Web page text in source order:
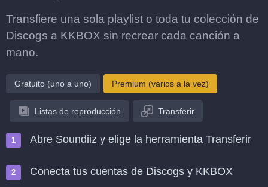
Transfiere una sola playlist o toda tu colección de
Discogs a KKBOX sin recrear cada canción a
mano.
Gratuito (uno a uno) Premium (varios a la vez)
Listas de reproducción Transferir
Abre Soundiiz y elige la herramienta Transferir
Conecta tus cuentas de Discogs y KKBOX